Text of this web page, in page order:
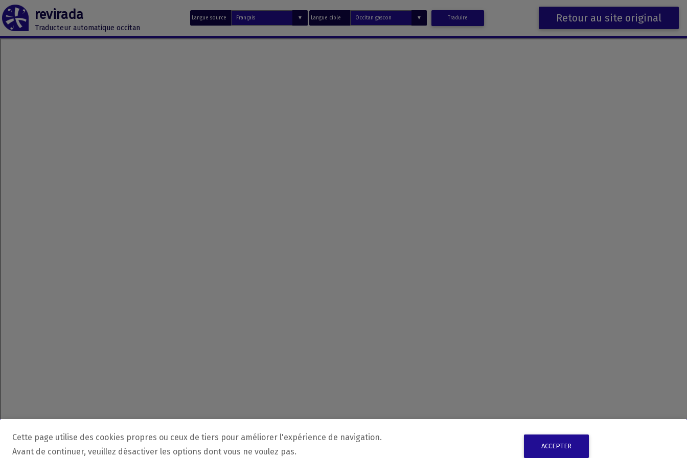
revirada
Traducteur automatique occitan
Langue source Langue cible Traduire Retour au site original
Cette page utilise des cookies propres ou ceux de tiers pour améliorer l'expérience de navigation.
Avant de continuer, veuillez désactiver les options dont vous ne voulez pas.
ACCEPTER